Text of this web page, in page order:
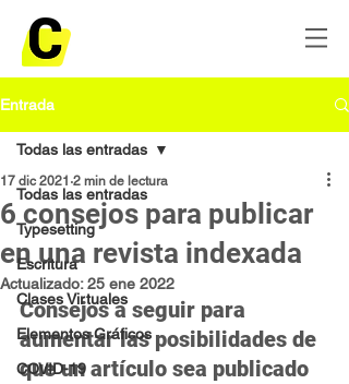
Entrada
Todas las entradas
Typesetting
Escritura
Clases Virtuales
Elementos Gráficos
COVID-19
Todas las entradas
6 consejos para publicar
en una revista indexada
17 dic 2021 2 min de lectura
Actualizado:25 ene 2022
Consejos a seguir para
aumentar las posibilidades de
que un artículo sea publicado